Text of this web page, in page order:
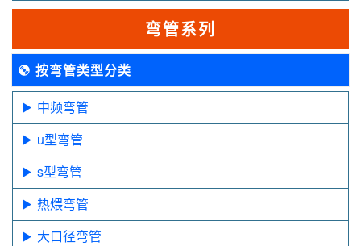
弯管系列
按弯管类型分类
中频弯管
u型弯管
s型弯管
热煨弯管
大口径弯管